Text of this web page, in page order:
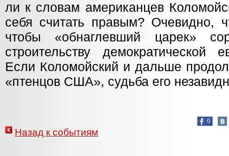
ли к словам американцев
себя считать правым? Очевидно,
чтобы «обнаглевший царек»
строительству демократической
Если Коломойский и дальше
«птенцов США», судьба его
0
Назад к событиям